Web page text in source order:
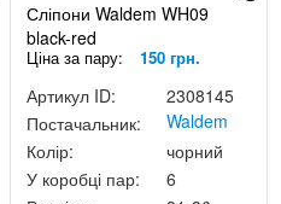
Сліпони Waldem WH09
black-red
Ціна за пару: 150 грн.
Артикул ID:
2308145
Постачальник:
Waldem
Колір:
чорний
У коробці пар:
6